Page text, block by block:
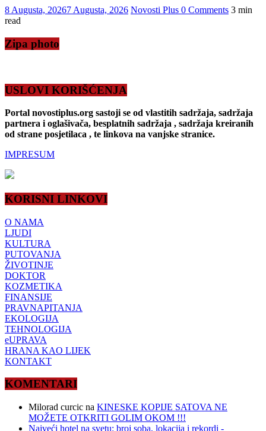
8 Augusta, 20267 Augusta, 2026 Novosti Plus 0 Comments 3 min
read
Zipa photo
USLOVI KORIŠĆENJA
Portal novostiplus.org sastoji se od vlastitih sadržaja, sadržaja
partnera i oglašivača, besplatnih sadržaja , sadržaja kreiranih
od strane posjetilaca , te linkova na vanjske stranice.
IMPRESUM
KORISNI LINKOVI
O NAMA
LJUDI
KULTURA
PUTOVANJA
ŽIVOTINJE
DOKTOR
KOZMETIKA
FINANSIJE
PRAVNAPITANJA
EKOLOGIJA
TEHNOLOGIJA
eUPRAVA
HRANA KAO LIJEK
KONTAKT
KOMENTARI
Milorad curcic na KINESKE KOPIJE SATOVA NE
MOŽETE OTKRITI GOLIM OKOM !!!
Najveći hotel na svetu: broj soba, lokacija i rekordi -